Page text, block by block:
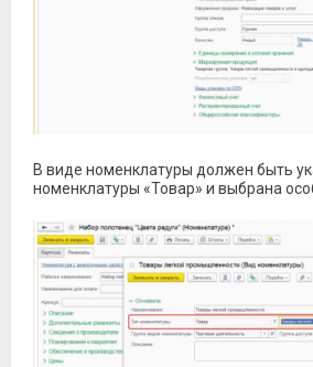
В виде номенклатуры должен быть
номенклатуры «Товар» и выбрана